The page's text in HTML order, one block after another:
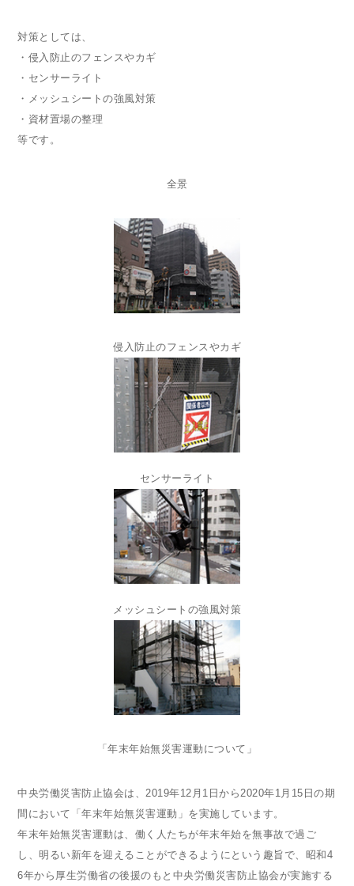
対策としては、
・侵入防止のフェンスやカギ
・センサーライト
・メッシュシートの強風対策
・資材置場の整理
等です。
全景
侵入防止のフェンスやカギ
センサーライト
メッシュシートの強風対策
「年末年始無災害運動について」
中央労働災害防止協会は、2019年12月1日から2020年1月15日の期
間において「年末年始無災害運動」を実施しています。
年末年始無災害運動は、働く人たちが年末年始を無事故で過ご
し、明るい新年を迎えることができるようにという趣旨で、昭和4
6年から厚生労働省の後援のもと中央労働災害防止協会が実施する